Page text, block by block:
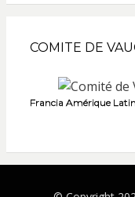
COMITE DE
Francia Amérique